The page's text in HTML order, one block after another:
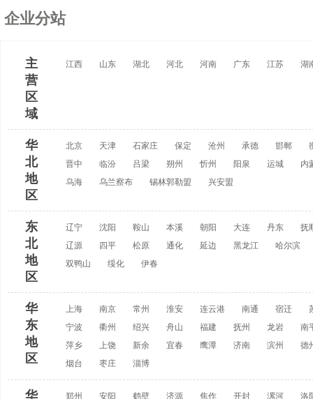
企业分站
主
营
区
域
江西 山东 湖北 河北 河南 广东 江苏 湖
华
北
地
区
北京 天津 石家庄 保定 沧州 承德 邯郸
晋中
临汾 吕梁 朔州 忻州 阳泉 运城
内
乌海
乌兰察布 锡林郭勒盟 兴安盟
东
北
地
区
辽宁 沈阳 鞍山 本溪 朝阳 大连 丹东
抚
辽源
四平 松原 通化 延边 黑龙江
哈尔滨
双鸭山
绥化 伊春
华
东
地
区
上海 南京 常州 淮安 连云港 南通 宿迁
宁波
衢州 绍兴 舟山 福建 抚州 龙岩
南
萍乡
上饶 新余 宜春 鹰潭 济南 滨州
德
烟台
枣庄 淄博
华
郑州 安阳 鹤壁 济源 焦作 开封 漯河
洛